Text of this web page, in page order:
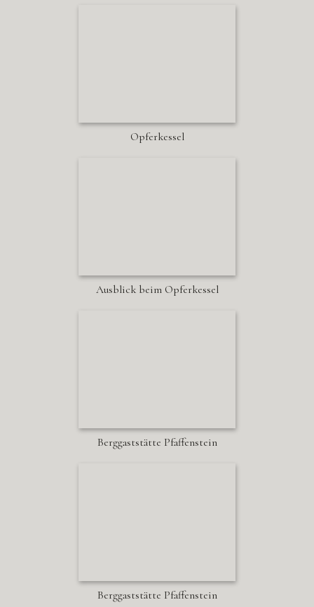
Opferkessel
Ausblick beim Opferkessel
Berggaststätte Pfaffenstein
Berggaststätte Pfaffenstein